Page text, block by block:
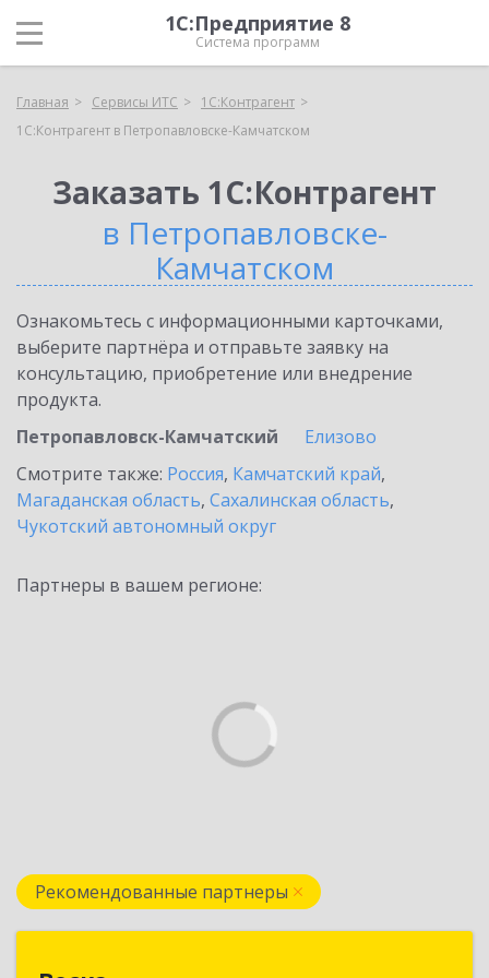
1С:Предприятие 8
Система программ
Главная Сервисы ИТС
1С:Контрагент
1С:Контрагент в Петропавловске-Камчатском
Заказать 1С:Контрагент
в Петропавловске-
Камчатском
Ознакомьтесь с информационными карточками,
выберите партнёра и отправьте заявку на
консультацию, приобретение или внедрение
продукта.
Петропавловск-Камчатский
Елизово
Смотрите также: Россия, Камчатский край,
Магаданская область, Сахалинская область,
Чукотский автономный округ
Партнеры в вашем регионе:
Рекомендованные партнеры